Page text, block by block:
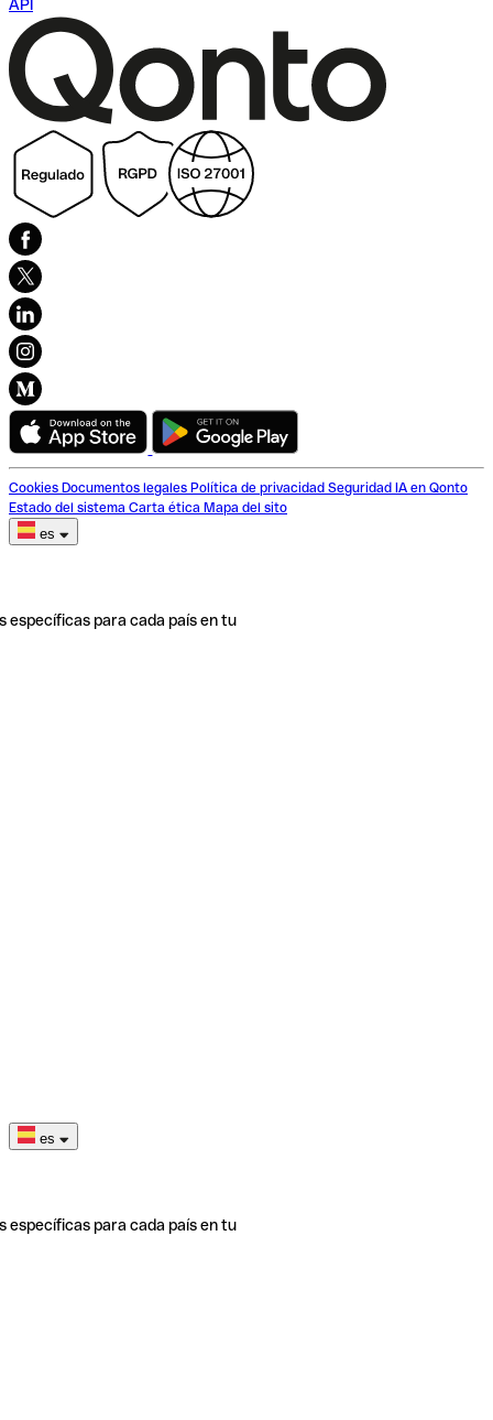
API
Cookies Documentos legales Política de privacidad Seguridad IA en Qonto
Estado del sistema Carta ética Mapa del sito
es
específicas para cada país en tu
es
específicas para cada país en tu